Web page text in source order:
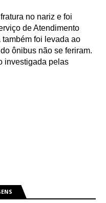
no nariz e foi
de Atendimento
foi levada ao
ônibus não se feriram.
investigada pelas